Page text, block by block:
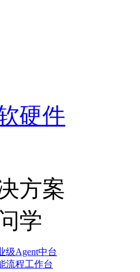
硬件
方案
学
级Agent中台
流程工作台